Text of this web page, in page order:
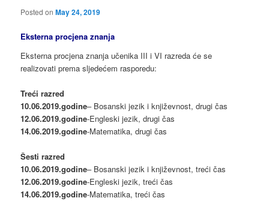
Posted onMay 24, 2019
Eksterna procjena znanja
Eksterna procjena znanja učenika III i VI razreda će se
realizovati prema sljedećem rasporedu:
Treći razred
10.06.2019.godine– Bosanski jezik i književnost, drugi čas
12.06.2019.godine-Engleski jezik, drugi čas
14.06.2019.godine-Matematika, drugi čas
Šesti razred
10.06.2019.godine– Bosanski jezik i književnost, treći čas
12.06.2019.godine-Engleski jezik, treći čas
14.06.2019.godine-Matematika, treći čas